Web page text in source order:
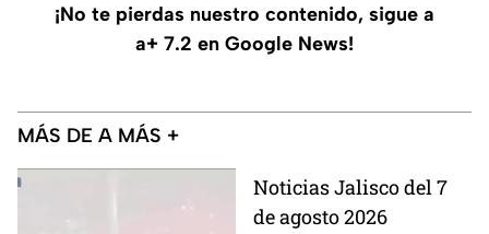
¡No te pierdas nuestro contenido, sigue a
a+ 7.2 en Google News!
MÁS DE A MÁS +
Noticias Jalisco del 7
de agosto 2026